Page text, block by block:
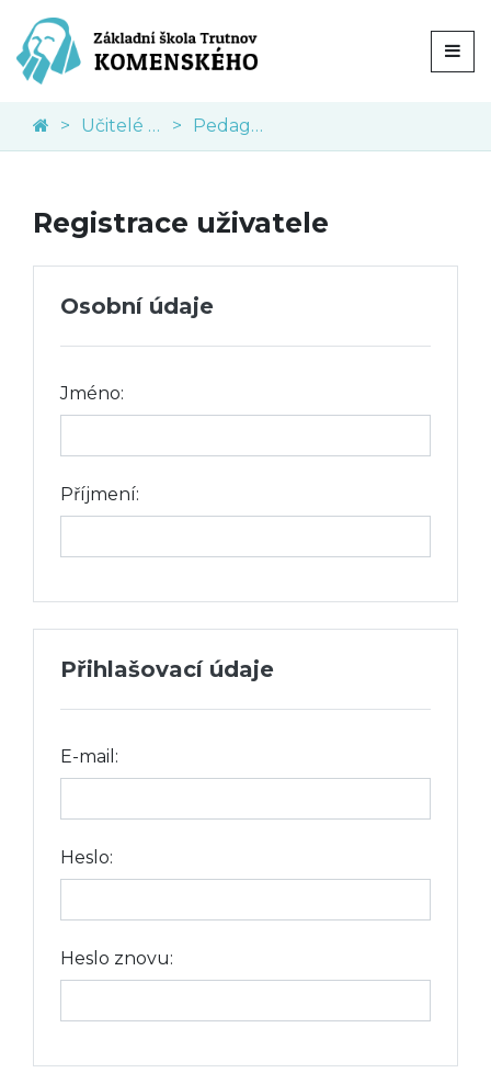
Učitelé a asistenti Pedagogičtí asistenti
Registrace uživatele
Osobní údaje
Jméno:
Příjmení:
Přihlašovací údaje
E-mail:
Heslo:
Heslo znovu: